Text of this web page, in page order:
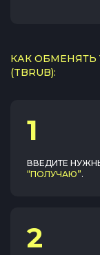
КАК ОБМЕНЯТЬ
(TBRUB):
1
ВВЕДИТЕ
“ПОЛУЧАЮ”.
2